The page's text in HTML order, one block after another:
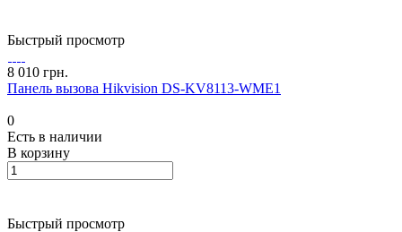
Быстрый просмотр
8 010 грн.
Панель вызова Hikvision DS-KV8113-WME1
0
Есть в наличии
В корзину
Быстрый просмотр